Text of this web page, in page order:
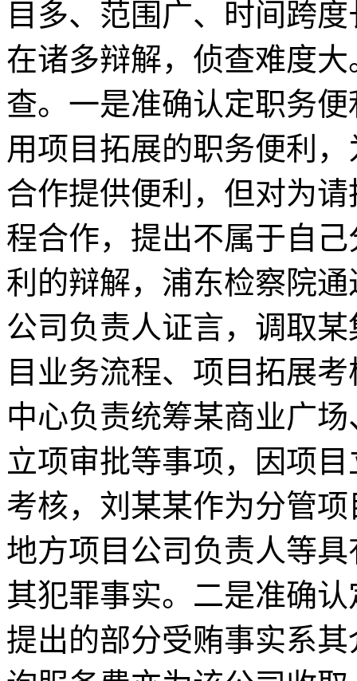
目多、范围广、时间跨
在诸多辩解，侦查难度
查。一是准确认定职务
用项目拓展的职务便利
合作提供便利，但对为
程合作，提出不属于自
利的辩解，浦东检察院
公司负责人证言，调取
目业务流程、项目拓展
中心负责统筹某商业广
立项审批等事项，因项
考核，刘某某作为分管
地方项目公司负责人等
其犯罪事实。二是准确
提出的部分受贿事实系